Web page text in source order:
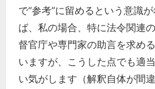
で“参考”に留めるという意識
ば、私の場合、特に法令関連
督官庁や専門家の助言を求め
いますが、こうした点でも適
い気がします（解釈自体が間